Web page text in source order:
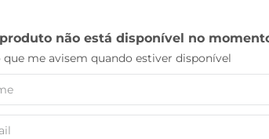
não está disponível no
que me avisem quando estiver disponível